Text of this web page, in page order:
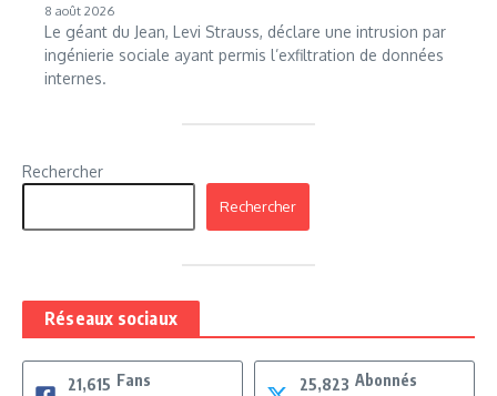
8 août 2026
Le géant du Jean, Levi Strauss, déclare une intrusion par
ingénierie sociale ayant permis l’exfiltration de données
internes.
Rechercher
Rechercher
Réseaux sociaux
21,615 Fans
25,823 Abonnés